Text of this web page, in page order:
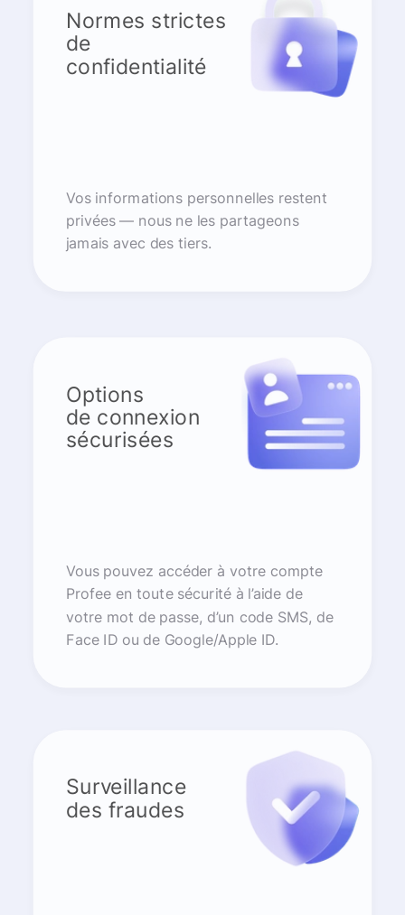
Normes strictes
de
confidentialité
Vos informations personnelles restent
privées — nous ne les partageons
jamais avec des tiers.
Options
de connexion
sécurisées
Vous pouvez accéder à votre compte
Profee en toute sécurité à l’aide de
votre mot de passe, d’un code SMS, de
Face ID ou de Google/Apple ID.
Surveillance
des fraudes